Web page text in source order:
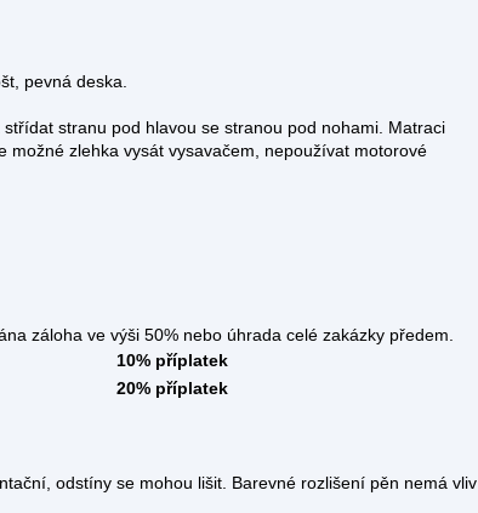
pevná deska.
stranu pod hlavou se stranou pod nohami. Matraci
zlehka vysát vysavačem, nepoužívat motorové
ve výši 50% nebo úhrada celé zakázky předem.
10% příplatek
20% příplatek
odstíny se mohou lišit. Barevné rozlišení pěn nemá vliv